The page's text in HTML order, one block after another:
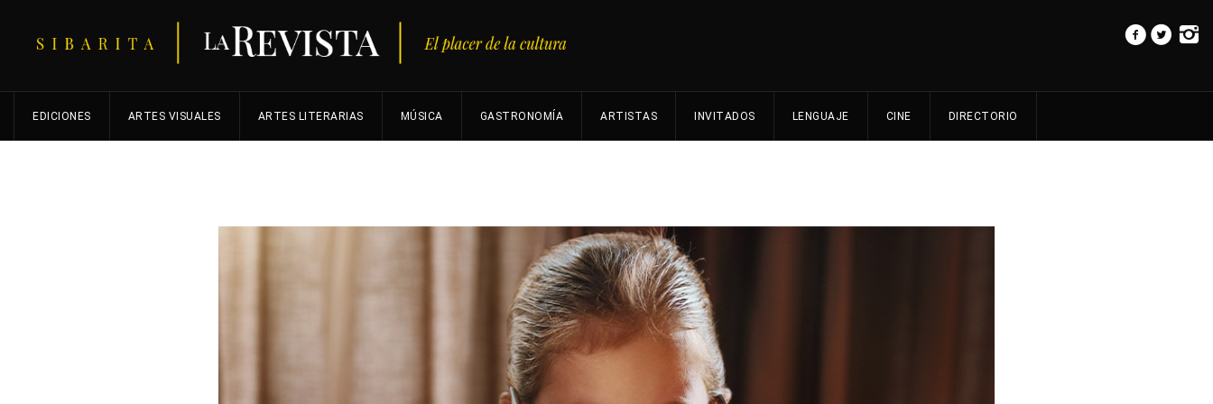
EDICIONES ARTES VISUALES ARTES LITERARIAS MÚSICA GASTRONOMÍA ARTISTAS INVITADOS LENGUAJE CINE DIRECTORIO